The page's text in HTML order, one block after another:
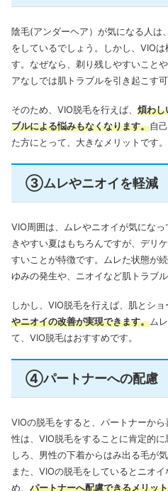
陰毛(アンダーヘア）が気になる人は
をしているでしょう。しかし、VIO
す。なぜなら、剃り残しやすいこと
アなしでは肌トラブルを引き起こす
そのため、VIO脱毛を行えば、 煩わし
ブルによる悩みもなくなります。自
た方にとって、大きなメリットです。
③ムレやニオイを軽減
VIO周囲は、ムレやニオイが気になっ
きやすい夏はもちろんですが、デリ
すいことが特徴です。ムレた状態が
ゆみの発生や、ニオイなど肌トラブル
しかし、VIO脱毛を行えば、肌とシ
やニオイの改善が実現できます。ム
て、VIO脱毛はおすすめです。
④パートナーへの配慮
VIOの脱毛をすると、パートナーか
性は、VIO脱毛をすることに肯定的
しろ、男性の下着からはみ出る毛が
また、VIOの脱毛をしているとニオ
め、 パートナーへ配慮できるメリッ